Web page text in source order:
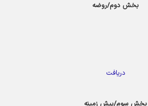
بخش دوم/روضه
دریافت